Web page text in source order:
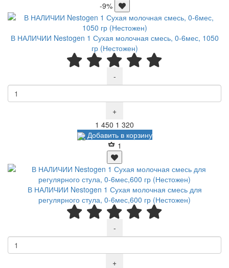
-9%
В НАЛИЧИИ Nestogen 1 Сухая молочная смесь, 0-6мес, 1050
гр (Нестожен)
-
+
1 450 Р1 320
Добавить в корзину
1
В НАЛИЧИИ Nestogen 1 Сухая молочная смесь для
регулярного стула, 0-6мес,600 гр (Нестожен)
-
+